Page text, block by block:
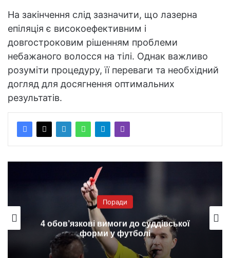
На закінчення слід зазначити, що лазерна
епіляція є високоефективним і
довгостроковим рішенням проблеми
небажаного волосся на тілі. Однак важливо
розуміти процедуру, її переваги та необхідний
догляд для досягнення оптимальних
результатів.
Поради
4 обов’язкові вимоги до суддівської
форми у футболі